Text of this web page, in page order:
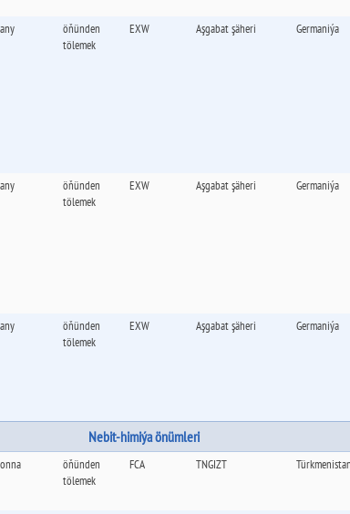
öňünden
tölemek
EXW Aşgabat şäheri Germaniýa
öňünden
tölemek
EXW Aşgabat şäheri Germaniýa
öňünden
tölemek
EXW Aşgabat şäheri Germaniýa
Nebit-himiýa önümleri
öňünden
tölemek
FCA TNGIZT Türkmenistan